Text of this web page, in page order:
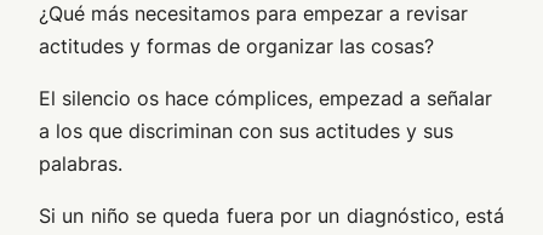
¿Qué más necesitamos para empezar a revisar
actitudes y formas de organizar las cosas?
El silencio os hace cómplices, empezad a señalar
a los que discriminan con sus actitudes y sus
palabras.
Si un niño se queda fuera por un diagnóstico, está